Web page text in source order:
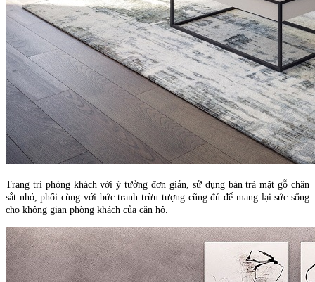
Trang trí phòng khách với ý tưởng đơn giản, sử dụng bàn trà mặt gỗ chân
sắt nhỏ, phối cùng với bức tranh trừu tượng cũng đủ để mang lại sức sống
cho không gian phòng khách của căn hộ.